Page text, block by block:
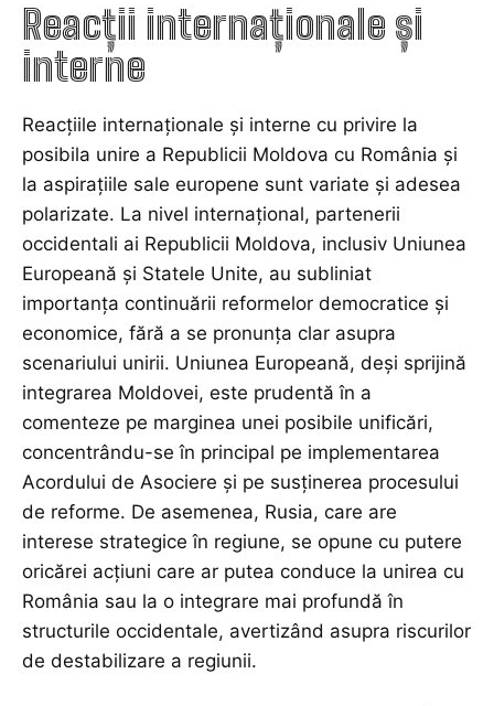
Reacții internaționale și
interne
Reacțiile internaționale și interne cu privire la
posibila unire a Republicii Moldova cu România și
la aspirațiile sale europene sunt variate și adesea
polarizate. La nivel internațional, partenerii
occidentali ai Republicii Moldova, inclusiv Uniunea
Europeană și Statele Unite, au subliniat
importanța continuării reformelor democratice și
economice, fără a se pronunța clar asupra
scenariului unirii. Uniunea Europeană, deși sprijină
integrarea Moldovei, este prudentă în a
comenteze pe marginea unei posibile unificări,
concentrându-se în principal pe implementarea
Acordului de Asociere și pe susținerea procesului
de reforme. De asemenea, Rusia, care are
interese strategice în regiune, se opune cu putere
oricărei acțiuni care ar putea conduce la unirea cu
România sau la o integrare mai profundă în
structurile occidentale, avertizând asupra riscurilor
de destabilizare a regiunii.